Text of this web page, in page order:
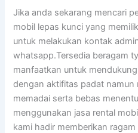
Jika anda sekarang mencari
mobil lepas kunci yang
untuk melakukan kontak
whatsapp.Tersedia beragam
manfaatkan untuk
dengan aktifitas padat
memadai serta bebas
menggunakan jasa rental
kami hadir memberikan